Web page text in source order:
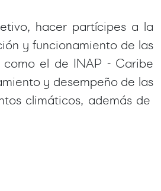
hacer partícipes a la
y funcionamiento de las
como el de INAP - Caribe
y desempeño de las
climáticos, además de